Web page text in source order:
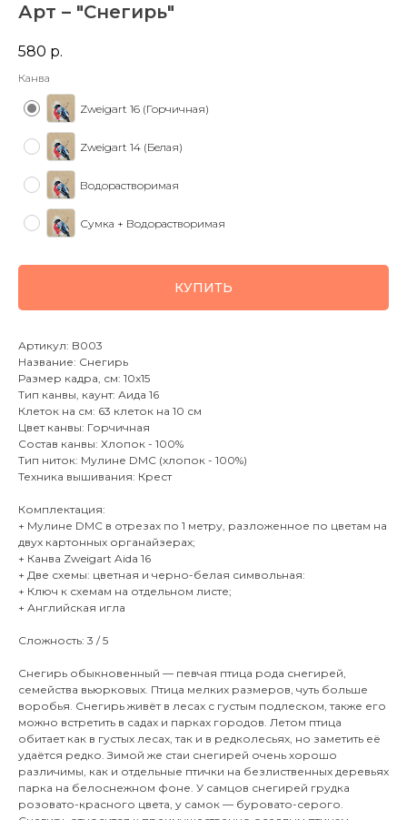
Арт – "Снегирь"
580 р.
Канва
Zweigart 16 (Горчичная)
Zweigart 14 (Белая)
Водорастворимая
Сумка + Водорастворимая
КУПИТЬ
Артикул: B003
Название: Снегирь
Размер кадра, см: 10х15
Тип канвы, каунт: Аида 16
Клеток на см: 63 клеток на 10 см
Цвет канвы: Горчичная
Состав канвы: Хлопок - 100%
Тип ниток: Мулине DMC (хлопок - 100%)
Техника вышивания: Крест
Комплектация:
+ Мулине DMC в отрезах по 1 метру, разложенное по цветам на
двух картонных органайзерах;
+ Канва Zweigart Aida 16
+ Две схемы: цветная и черно-белая символьная:
+ Ключ к схемам на отдельном листе;
+ Английская игла
Сложность: 3 / 5
Снегирь обыкновенный — певчая птица рода снегирей,
семейства вьюрковых. Птица мелких размеров, чуть больше
воробья. Снегирь живёт в лесах с густым подлеском, также его
можно встретить в садах и парках городов. Летом птица
обитает как в густых лесах, так и в редколесьях, но заметить её
удаётся редко. Зимой же стаи снегирей очень хорошо
различимы, как и отдельные птички на безлиственных деревьях
парка на белоснежном фоне. У самцов снегирей грудка
розовато-красного цвета, у самок — буровато-серого.